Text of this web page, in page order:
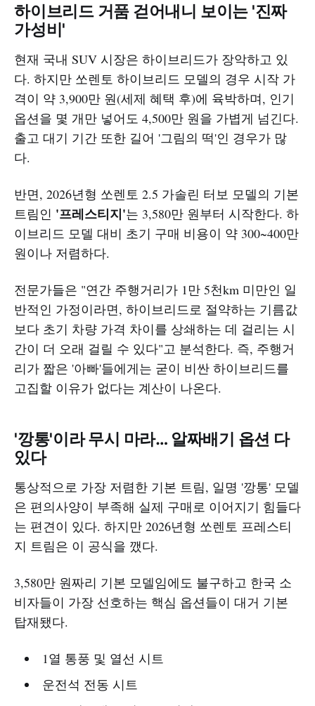
하이브리드 거품 걷어내니 보이는 '진짜
가성비'
현재 국내 SUV 시장은 하이브리드가 장악하고 있
다. 하지만 쏘렌토 하이브리드 모델의 경우 시작 가
격이 약 3,900만 원(세제 혜택 후)에 육박하며, 인기
옵션을 몇 개만 넣어도 4,500만 원을 가볍게 넘긴다.
출고 대기 기간 또한 길어 '그림의 떡'인 경우가 많
다.
반면, 2026년형 쏘렌토 2.5 가솔린 터보 모델의 기본
트림인 '프레스티지'는 3,580만 원부터 시작한다. 하
이브리드 모델 대비 초기 구매 비용이 약 300~400만
원이나 저렴하다.
전문가들은 "연간 주행거리가 1만 5천km 미만인 일
반적인 가정이라면, 하이브리드로 절약하는 기름값
보다 초기 차량 가격 차이를 상쇄하는 데 걸리는 시
간이 더 오래 걸릴 수 있다"고 분석한다. 즉, 주행거
리가 짧은 '아빠'들에게는 굳이 비싼 하이브리드를
고집할 이유가 없다는 계산이 나온다.
'깡통'이라 무시 마라… 알짜배기 옵션 다
있다
통상적으로 가장 저렴한 기본 트림, 일명 '깡통' 모델
은 편의사양이 부족해 실제 구매로 이어지기 힘들다
는 편견이 있다. 하지만 2026년형 쏘렌토 프레스티
지 트림은 이 공식을 깼다.
3,580만 원짜리 기본 모델임에도 불구하고 한국 소
비자들이 가장 선호하는 핵심 옵션들이 대거 기본
탑재됐다.
1열 통풍 및 열선 시트
운전석 전동 시트